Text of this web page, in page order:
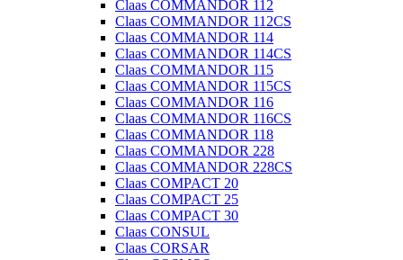
Claas COMMANDOR 112
Claas COMMANDOR 112CS
Claas COMMANDOR 114
Claas COMMANDOR 114CS
Claas COMMANDOR 115
Claas COMMANDOR 115CS
Claas COMMANDOR 116
Claas COMMANDOR 116CS
Claas COMMANDOR 118
Claas COMMANDOR 228
Claas COMMANDOR 228CS
Claas COMPACT 20
Claas COMPACT 25
Claas COMPACT 30
Claas CONSUL
Claas CORSAR